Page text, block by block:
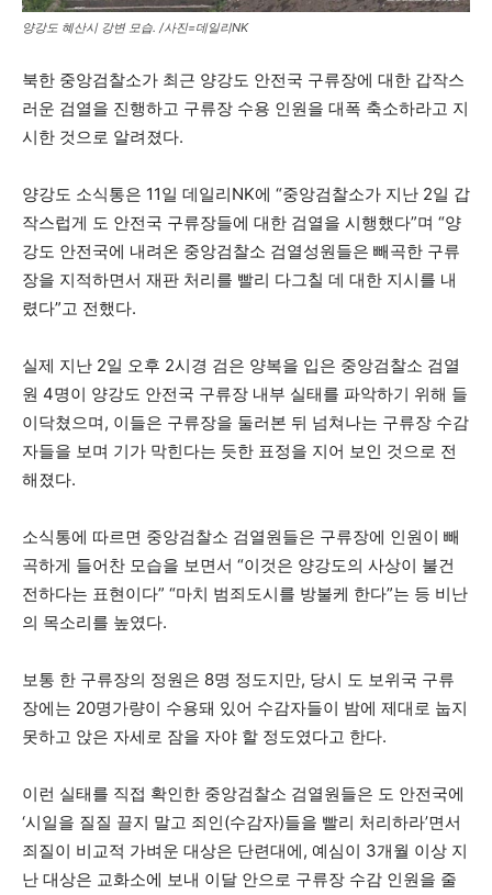
양강도 혜산시 강변 모습. /사진=데일리NK
북한 중앙검찰소가 최근 양강도 안전국 구류장에 대한 갑작스
러운 검열을 진행하고 구류장 수용 인원을 대폭 축소하라고 지
시한 것으로 알려졌다.
양강도 소식통은 11일 데일리NK에 “중앙검찰소가 지난 2일 갑
작스럽게 도 안전국 구류장들에 대한 검열을 시행했다”며 “양
강도 안전국에 내려온 중앙검찰소 검열성원들은 빼곡한 구류
장을 지적하면서 재판 처리를 빨리 다그칠 데 대한 지시를 내
렸다”고 전했다.
실제 지난 2일 오후 2시경 검은 양복을 입은 중앙검찰소 검열
원 4명이 양강도 안전국 구류장 내부 실태를 파악하기 위해 들
이닥쳤으며, 이들은 구류장을 둘러본 뒤 넘쳐나는 구류장 수감
자들을 보며 기가 막힌다는 듯한 표정을 지어 보인 것으로 전
해졌다.
소식통에 따르면 중앙검찰소 검열원들은 구류장에 인원이 빼
곡하게 들어찬 모습을 보면서 “이것은 양강도의 사상이 불건
전하다는 표현이다” “마치 범죄도시를 방불케 한다”는 등 비난
의 목소리를 높였다.
보통 한 구류장의 정원은 8명 정도지만, 당시 도 보위국 구류
장에는 20명가량이 수용돼 있어 수감자들이 밤에 제대로 눕지
못하고 앉은 자세로 잠을 자야 할 정도였다고 한다.
이런 실태를 직접 확인한 중앙검찰소 검열원들은 도 안전국에
‘시일을 질질 끌지 말고 죄인(수감자)들을 빨리 처리하라’면서
죄질이 비교적 가벼운 대상은 단련대에, 예심이 3개월 이상 지
난 대상은 교화소에 보내 이달 안으로 구류장 수감 인원을 줄